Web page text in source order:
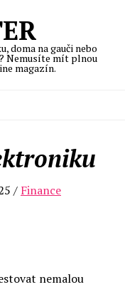
doma na gauči nebo
Nemusíte mít plnou
magazín.
/ Finance
nemalou